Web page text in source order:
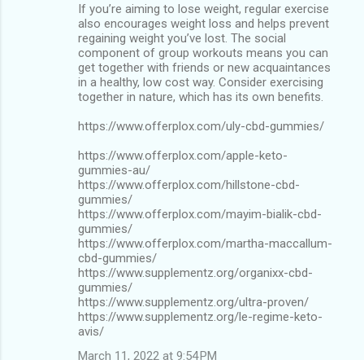
If you’re aiming to lose weight, regular exercise
also encourages weight loss and helps prevent
regaining weight you’ve lost. The social
component of group workouts means you can
get together with friends or new acquaintances
in a healthy, low cost way. Consider exercising
together in nature, which has its own benefits.
https://www.offerplox.com/uly-cbd-gummies/
https://www.offerplox.com/apple-keto-
gummies-au/
https://www.offerplox.com/hillstone-cbd-
gummies/
https://www.offerplox.com/mayim-bialik-cbd-
gummies/
https://www.offerplox.com/martha-maccallum-
cbd-gummies/
https://www.supplementz.org/organixx-cbd-
gummies/
https://www.supplementz.org/ultra-proven/
https://www.supplementz.org/le-regime-keto-
avis/
March 11, 2022 at 9:54 PM